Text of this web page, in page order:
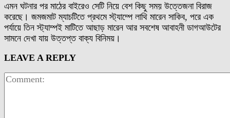
এমন ঘটনার পর মাঠের বাইরেও সেটি নিয়ে বেশ কিছু সময় উত্তেজনা বিরাজ
করেছে। জমজমাট ম্যাচটিতে প্রথমে স্ট্যাম্পে লাথি মারেন সাকিব, পরে এক
পর্যায়ে তিন স্ট্যাম্পই মাটিতে আছাড় মারেন আর সবশেষ আবাহনী ডাগআউটের
সামনে দেখা যায় উত্তপ্ত বাক্য বিনিময়।
LEAVE A REPLY